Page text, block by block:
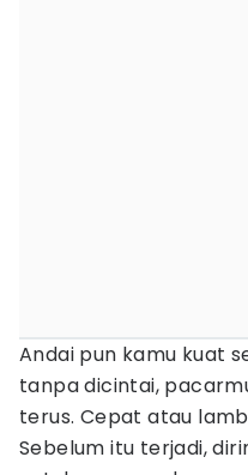
Andai pun kamu kuat
tanpa dicintai,
terus. Cepat atau
Sebelum itu terjadi,